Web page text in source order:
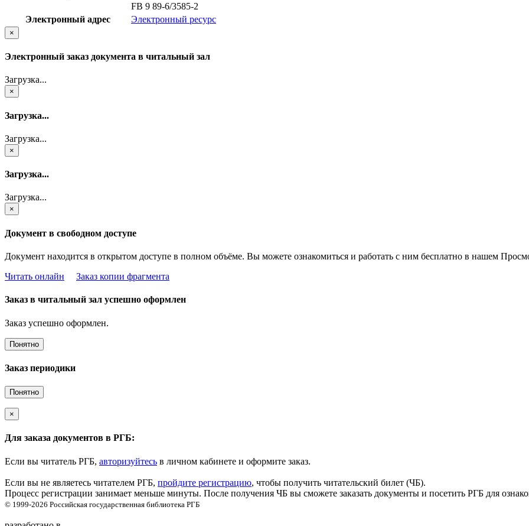
FB 9 89-6/3585-2
Электронный адрес
Электронный ресурс
×
Электронный заказ документа в читальный зал
Загрузка...
×
Загрузка...
Загрузка...
×
Загрузка...
Загрузка...
×
Документ в свободном доступе
Документ находится в открытом доступе в полном объёме. Вы можете ознакомиться и работать с ним бесплатно в нашем
Читать онлайн
Заказ копии фрагмента
Заказ в читальный зал успешно оформлен
Заказ успешно оформлен.
Понятно
Заказ периодики
Понятно
×
Для заказа документов в РГБ:
Если вы читатель РГБ, авторизуйтесь в личном кабинете и оформите заказ.
Если вы не являетесь читателем РГБ, пройдите регистрацию, чтобы получить читательский билет (ЧБ).
Процесс регистрации занимает меньше минуты. После получения ЧБ вы сможете заказать документы и посетить РГБ для
© 1999-2026 Российская государственная библиотека РГБ